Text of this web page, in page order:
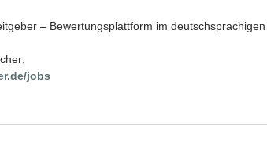
– Bewertungsplattform im deutschsprachigen
jobs